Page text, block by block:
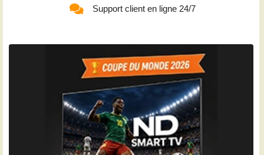
Support client en ligne 24/7